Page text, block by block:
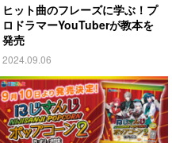
ヒット曲のフレーズに学ぶ！プ
ロドラマーYouTuberが教本を
発売
2024.09.06